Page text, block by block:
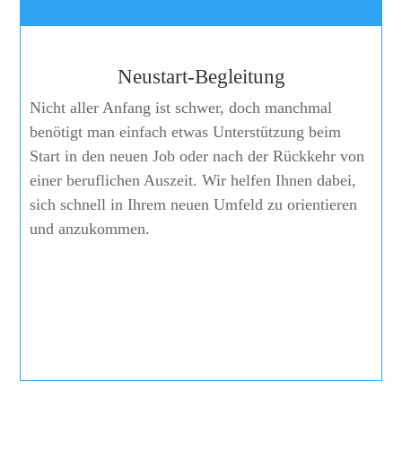
Neustart-Begleitung
Nicht aller Anfang ist schwer, doch manchmal
benötigt man einfach etwas Unterstützung beim
Start in den neuen Job oder nach der Rückkehr von
einer beruflichen Auszeit. Wir helfen Ihnen dabei,
sich schnell in Ihrem neuen Umfeld zu orientieren
und anzukommen.